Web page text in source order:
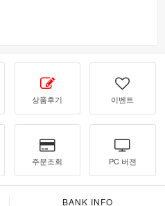
상품후기 이벤트
주문조회 PC 버젼
BANK INFO